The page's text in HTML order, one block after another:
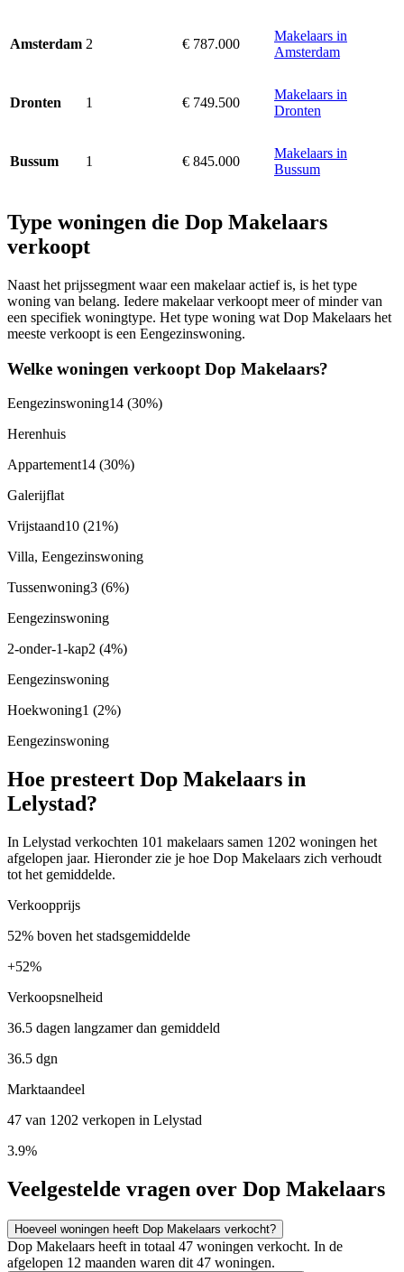
Amsterdam 2 € 787.000
Makelaars in
Amsterdam
Dronten 1 € 749.500
Makelaars in
Dronten
Bussum 1 € 845.000
Makelaars in
Bussum
Type woningen die Dop Makelaars
verkoopt
Naast het prijssegment waar een makelaar actief is, is het type
woning van belang. Iedere makelaar verkoopt meer of minder van
een specifiek woningtype. Het type woning wat Dop Makelaars het
meeste verkoopt is een Eengezinswoning.
Welke woningen verkoopt Dop Makelaars?
Eengezinswoning14 (30%)
Herenhuis
Appartement14 (30%)
Galerijflat
Vrijstaand10 (21%)
Villa, Eengezinswoning
Tussenwoning3 (6%)
Eengezinswoning
2-onder-1-kap2 (4%)
Eengezinswoning
Hoekwoning1 (2%)
Eengezinswoning
Hoe presteert Dop Makelaars in
Lelystad?
In Lelystad verkochten 101 makelaars samen 1202 woningen het
afgelopen jaar. Hieronder zie je hoe Dop Makelaars zich verhoudt
tot het gemiddelde.
Verkoopprijs
52% boven het stadsgemiddelde
+52%
Verkoopsnelheid
36.5 dagen langzamer dan gemiddeld
36.5 dgn
Marktaandeel
47 van 1202 verkopen in Lelystad
3.9%
Veelgestelde vragen over Dop Makelaars
Hoeveel woningen heeft Dop Makelaars verkocht?
Dop Makelaars heeft in totaal 47 woningen verkocht. In de
afgelopen 12 maanden waren dit 47 woningen.